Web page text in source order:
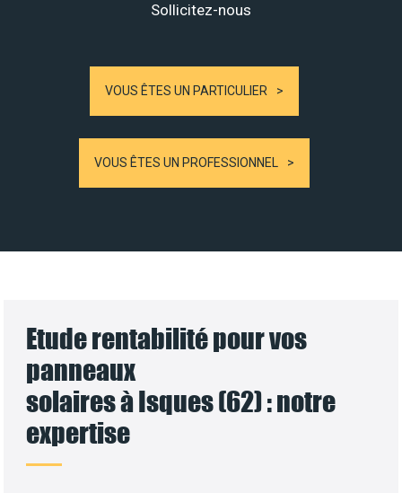
Sollicitez-nous
VOUS ÊTES UN PARTICULIER
VOUS ÊTES UN PROFESSIONNEL
Etude rentabilité pour vos
panneaux
solaires à Isques (62) : notre
expertise